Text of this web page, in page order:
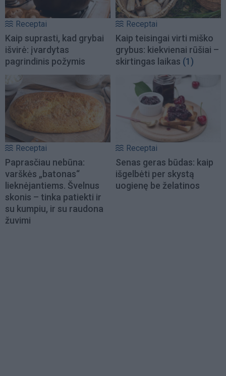
Receptai
Kaip suprasti, kad grybai
išvirė: įvardytas
pagrindinis požymis
Receptai
Kaip teisingai virti miško
grybus: kiekvienai rūšiai –
skirtingas laikas (1)
Receptai
Paprasčiau nebūna:
varškės „batonas“
lieknėjantiems. Švelnus
skonis – tinka patiekti ir
su kumpiu, ir su raudona
žuvimi
Receptai
Senas geras būdas: kaip
išgelbėti per skystą
uogienę be želatinos